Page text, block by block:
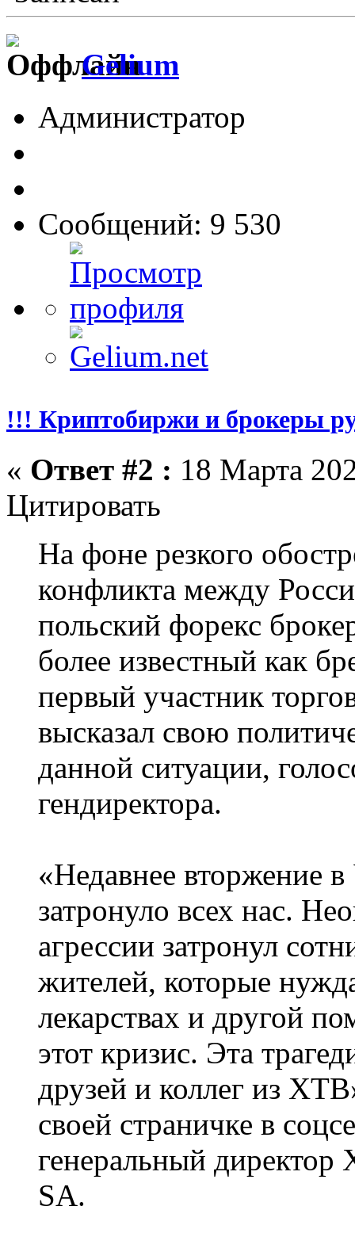
Gelium
Администратор
Сообщений: 9 530
!!! Криптобиржи и брокеры
« Ответ #2 : 18 Марта
Цитировать
На фоне резкого
конфликта между
польский форекс
более известный как
первый участник
высказал свою
данной ситуации,
гендиректора.
«Недавнее вторжение
затронуло всех нас.
агрессии затронул
жителей, которые
лекарствах и другой
этот кризис. Эта
друзей и коллег из
своей страничке в
генеральный
SA.